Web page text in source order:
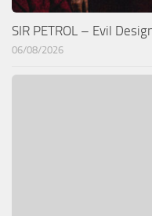
SIR PETROL – Evil
06/08/2026